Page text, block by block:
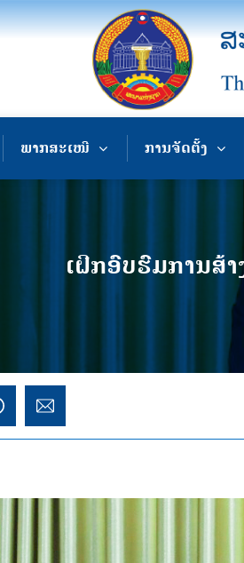
ພາກສະເໜີ ການຈັດຕັ້ງ
ເຝິກອົບຮົມການສ້